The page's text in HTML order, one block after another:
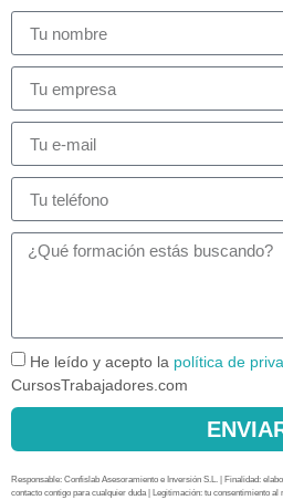
He leído y acepto la política de
CursosTrabajadores.com
Responsable: Confislab Asesoramiento e Inversión S.L. | Finalidad:
contacto contigo para cualquier duda | Legitimación: tu consentimiento al